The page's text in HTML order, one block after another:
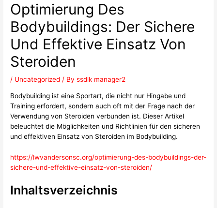
Optimierung Des
Bodybuildings: Der Sichere
Und Effektive Einsatz Von
Steroiden
/ Uncategorized / Byssdlk manager2
Bodybuilding ist eine Sportart, die nicht nur Hingabe und
Training erfordert, sondern auch oft mit der Frage nach der
Verwendung von Steroiden verbunden ist. Dieser Artikel
beleuchtet die Möglichkeiten und Richtlinien für den sicheren
und effektiven Einsatz von Steroiden im Bodybuilding.
https://lwvandersonsc.org/optimierung-des-bodybuildings-der-
sichere-und-effektive-einsatz-von-steroiden/
Inhaltsverzeichnis